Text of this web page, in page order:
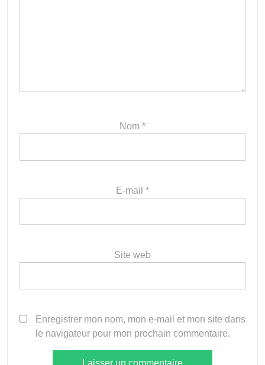
Nom *
E-mail *
Site web
Enregistrer mon nom, mon e-mail et mon site dans
le navigateur pour mon prochain commentaire.